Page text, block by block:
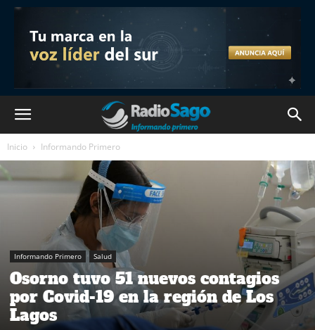
Inicio Informando Primero
Informando Primero Salud
Osorno tuvo 51 nuevos contagios
por Covid-19 en la región de Los
Lagos